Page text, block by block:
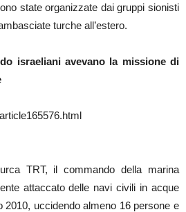
state organizzate dai gruppi sionisti
turche all’estero.
israeliani avevano la missione di
TRT, il commando della marina
attaccato delle navi civili in acque
2010, uccidendo almeno 16 persone e